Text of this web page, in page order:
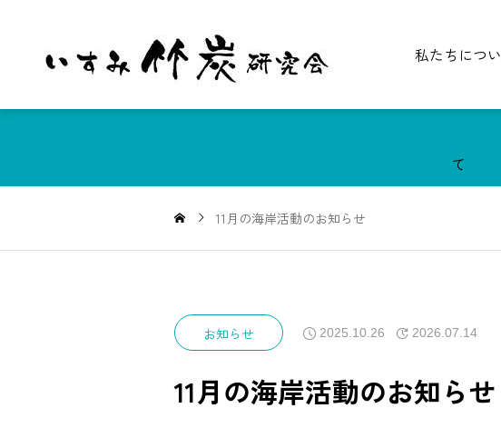
私たちについ
て
11月の海岸活動のお知らせ
お知らせ 2025.10.26 2026.07.14
11月の海岸活動のお知らせ